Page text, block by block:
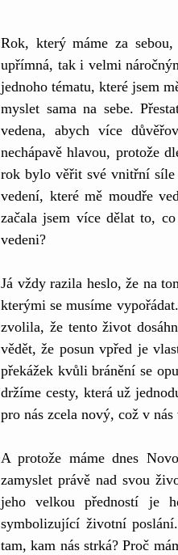
Rok, který máme za
upřímná, tak i velmi
jednoho tématu, které jsem
myslet sama na sebe.
vedena, abych více
nechápavě hlavou, protože
rok bylo věřit své vnitřní síle
vedení, které mě moudře
začala jsem více dělat to,
vedeni?
Já vždy razila heslo, že na
kterými se musíme
zvolila, že tento život
vědět, že posun vpřed je
překážek kvůli bránění se
držíme cesty, která už
pro nás zcela nový, což v
A protože máme dnes
zamyslet právě nad svou
jeho velkou předností je
symbolizující životní
tam, kam nás strká? Proč